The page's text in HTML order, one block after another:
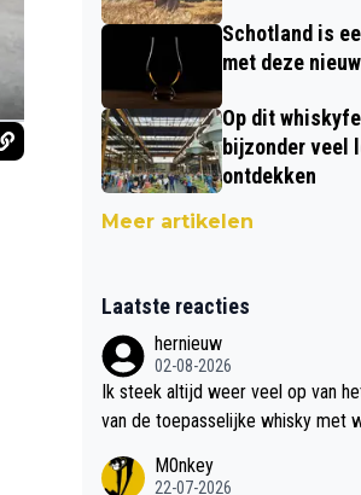
Schotland is
met deze
Op dit
bijzonder veel
ontdekken
Meer artikelen
Laatste reacties
hernieuw
02-08-2026
Ik steek altijd weer veel op van
van de toepasselijke whisky met
M0nkey
22-07-2026